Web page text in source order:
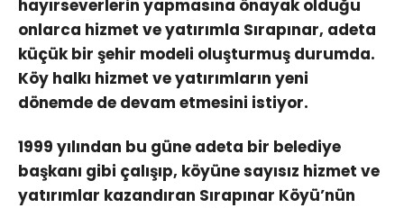
hayırseverlerin yapmasına önayak olduğu
onlarca hizmet ve yatırımla Sırapınar, adeta
küçük bir şehir modeli oluşturmuş durumda.
Köy halkı hizmet ve yatırımların yeni
dönemde de devam etmesini istiyor.
1999 yılından bu güne adeta bir belediye
başkanı gibi çalışıp, köyüne sayısız hizmet ve
yatırımlar kazandıran Sırapınar Köyü’nün